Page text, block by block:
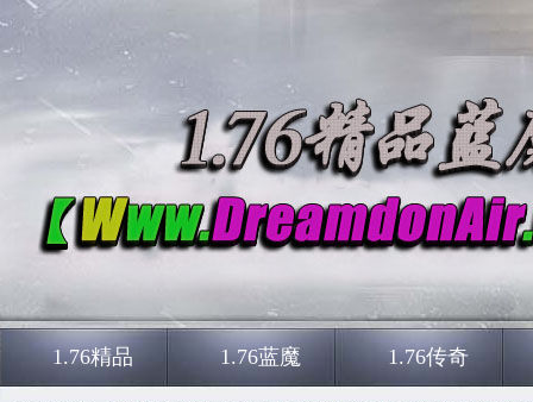
1.76精品 1.76蓝魔 1.76传奇